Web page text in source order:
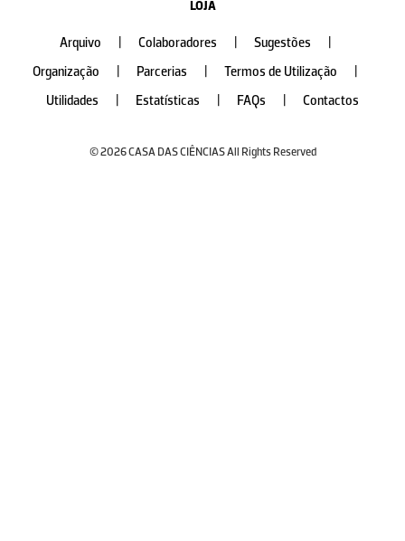
LOJA
Arquivo Colaboradores Sugestões
Organização
Parcerias Termos de Utilização
Utilidades
Estatísticas FAQs Contactos
© 2026 CASA DAS CIÊNCIAS All Rights Reserved